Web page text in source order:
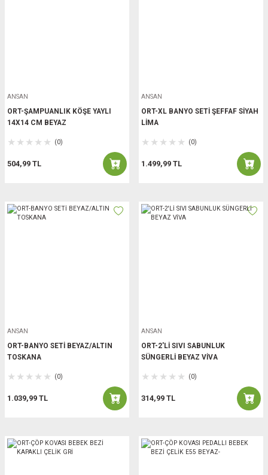
ANSAN
ORT-ŞAMPUANLIK KÖŞE YAYLI
14X14 CM BEYAZ
(0)
504,99 TL
ANSAN
ORT-XL BANYO SETİ ŞEFFAF SİYAH
LİMA
(0)
1.499,99 TL
ANSAN
ORT-BANYO SETİ BEYAZ/ALTIN
TOSKANA
(0)
1.039,99 TL
ANSAN
ORT-2'Lİ SIVI SABUNLUK
SÜNGERLİ BEYAZ VİVA
(0)
314,99 TL